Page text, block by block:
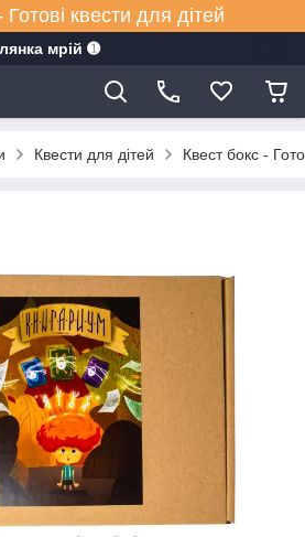
Готові квести для дітей
мрiй ➊
Квести для дітей Квест бокс -